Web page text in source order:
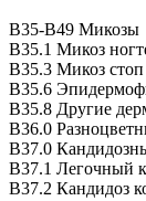
B35-B49 Микозы
B35.1 Микоз
B35.3 Микоз стоп
B35.6
B35.8 Другие
B36.0
B37.0
B37.1 Легочный
B37.2 Кандидоз